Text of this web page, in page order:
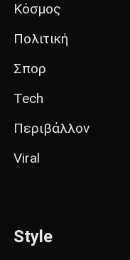
Κόσμος
Πολιτική
Σπορ
Tech
Περιβάλλον
Viral
Style